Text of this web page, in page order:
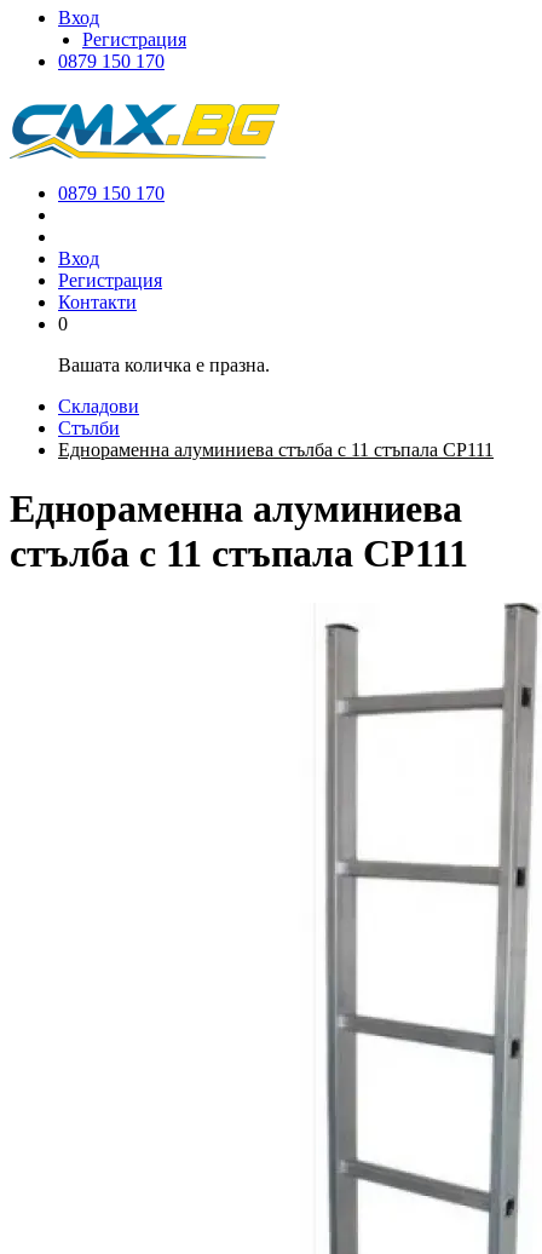
Вход
Регистрация
0879 150 170
0879 150 170
Вход
Регистрация
Контакти
0
Вашата количка е празна.
Складови
Стълби
Еднораменна алуминиева стълба с 11 стъпала CP111
Еднораменна алуминиева
стълба с 11 стъпала CP111